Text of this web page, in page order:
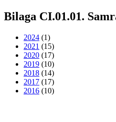
Bilaga CI.01.01.
2024 (1)
2021 (15)
2020 (17)
2019 (10)
2018 (14)
2017 (17)
2016 (10)